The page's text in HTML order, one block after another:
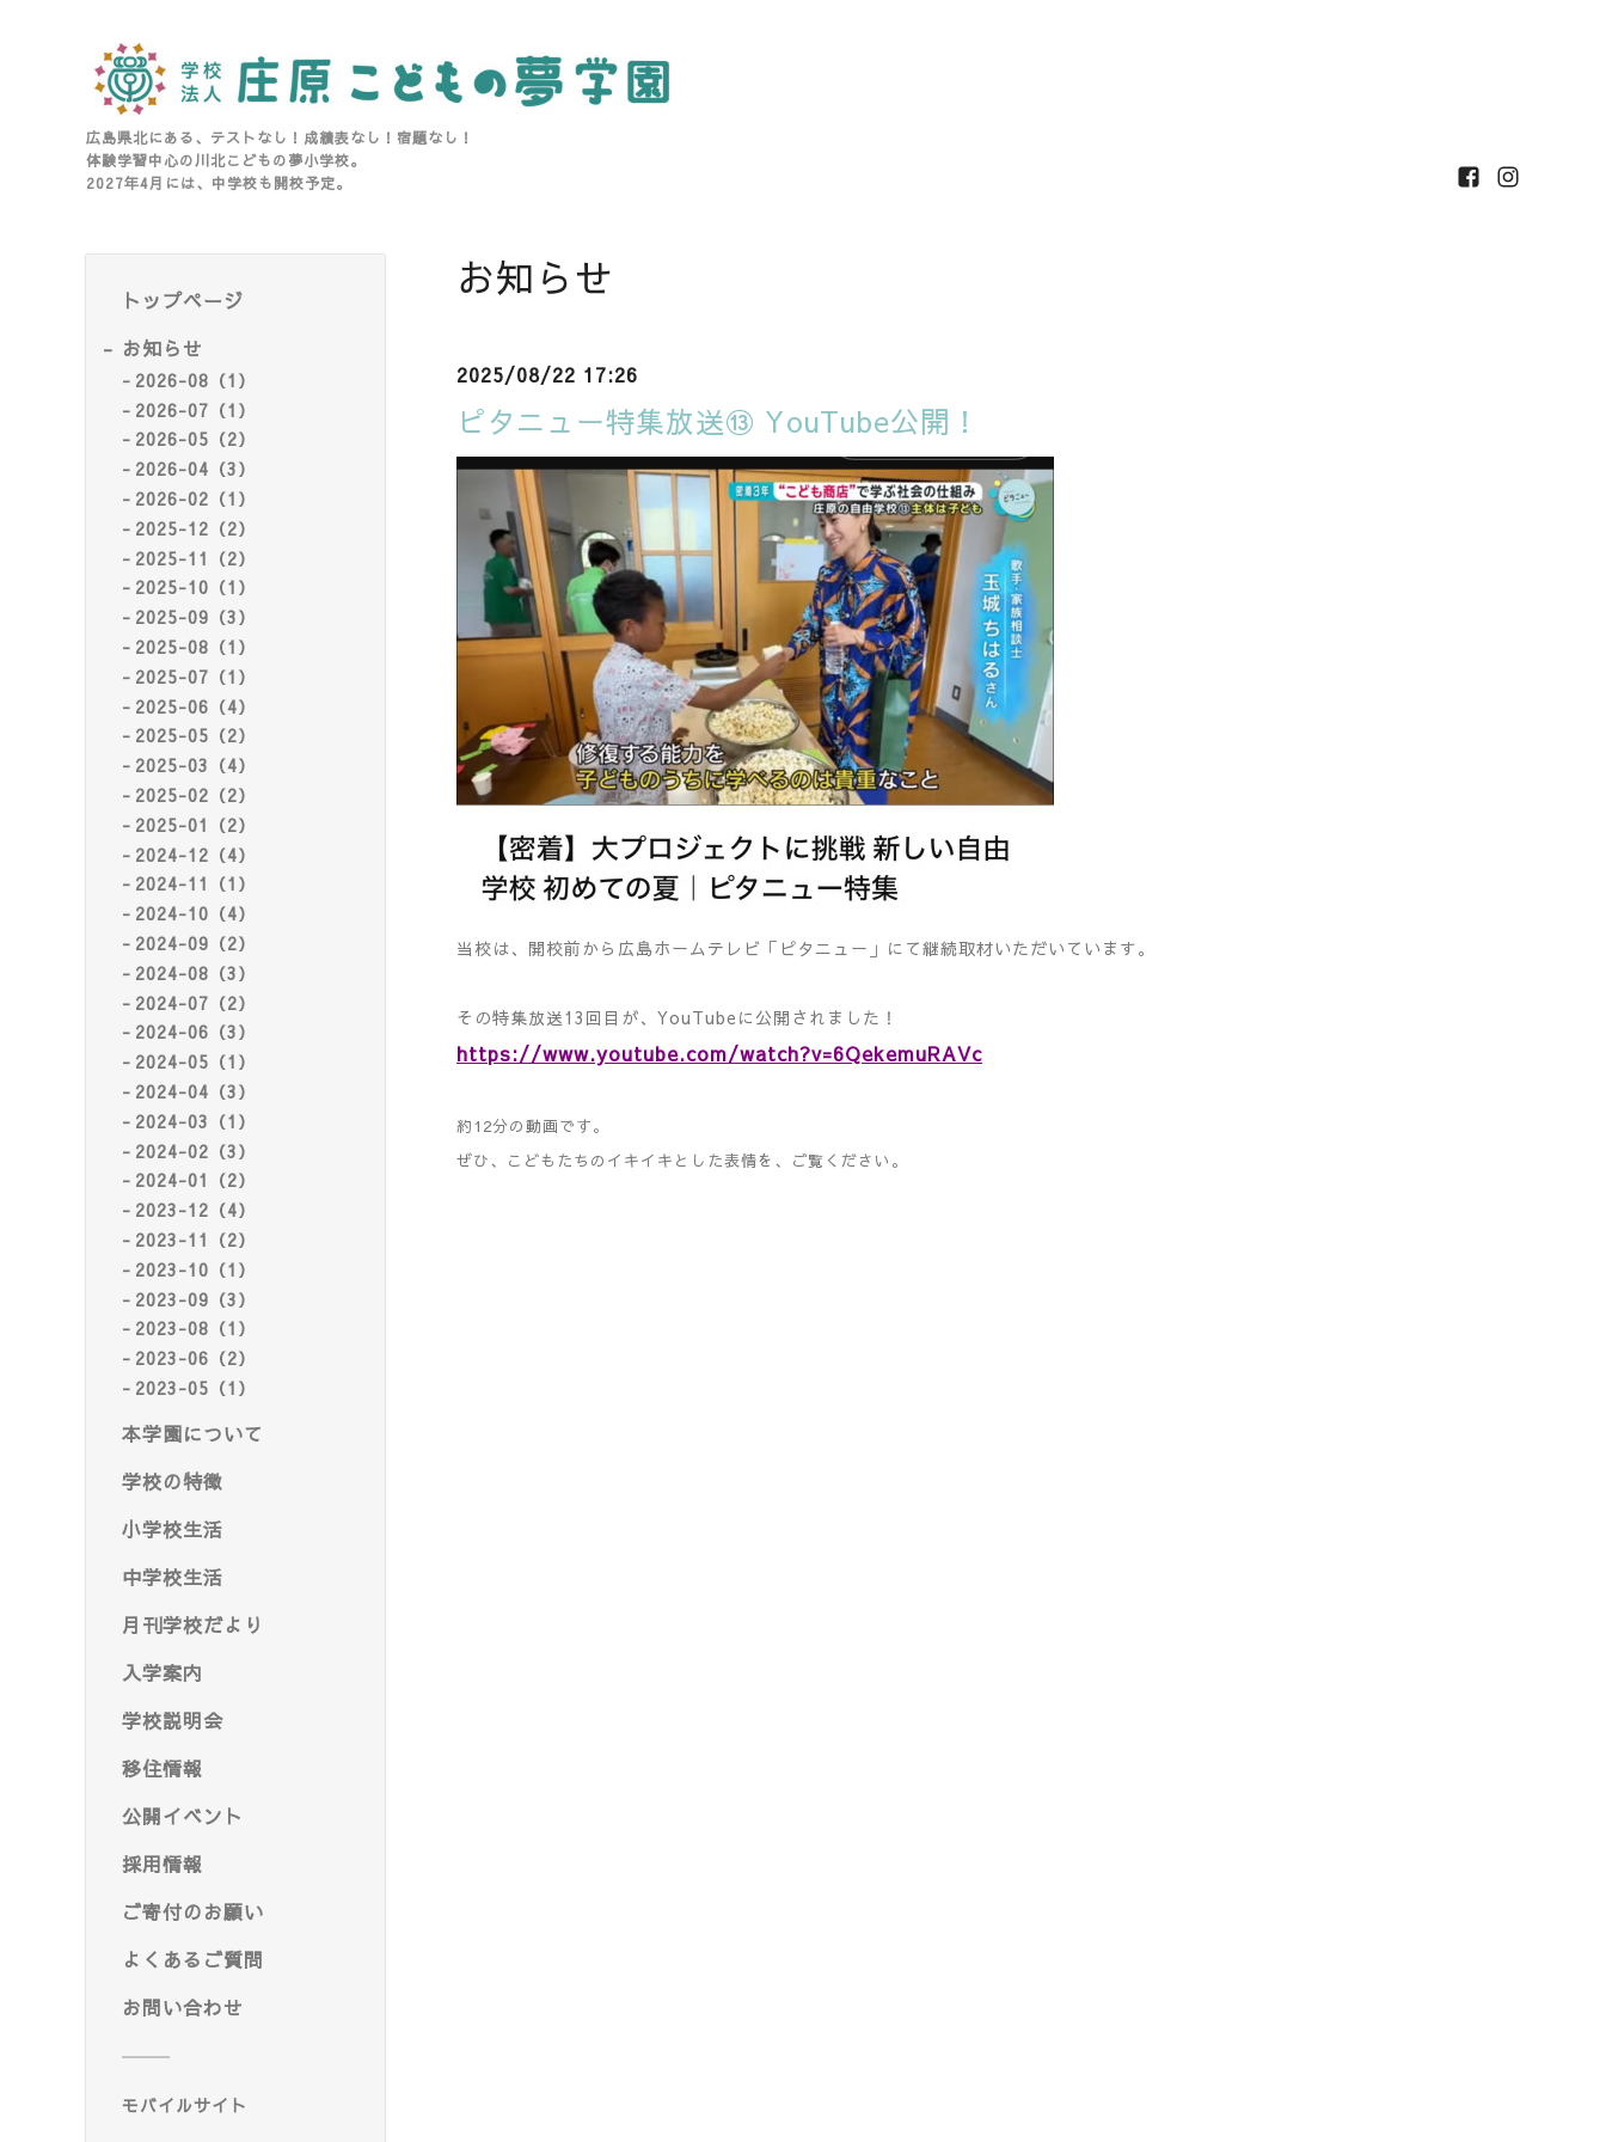
広島県北にある、テストなし！成績表なし！宿題なし！
体験学習中心の川北こどもの夢小学校。
2027年4月には、中学校も開校予定。
トップページ
お知らせ
2026-08（1）
2026-07（1）
2026-05（2）
2026-04（3）
2026-02（1）
2025-12（2）
2025-11（2）
2025-10（1）
2025-09（3）
2025-08（1）
2025-07（1）
2025-06（4）
2025-05（2）
2025-03（4）
2025-02（2）
2025-01（2）
2024-12（4）
2024-11（1）
2024-10（4）
2024-09（2）
2024-08（3）
2024-07（2）
2024-06（3）
2024-05（1）
2024-04（3）
2024-03（1）
2024-02（3）
2024-01（2）
2023-12（4）
2023-11（2）
2023-10（1）
2023-09（3）
2023-08（1）
2023-06（2）
2023-05（1）
本学園について
学校の特徴
小学校生活
中学校生活
月刊学校だより
入学案内
学校説明会
移住情報
公開イベント
採用情報
ご寄付のお願い
よくあるご質問
お問い合わせ
モバイルサイト
お知らせ
2025/08/22 17:26
ピタニュー特集放送⑬ YouTube公開！
当校は、開校前から広島ホームテレビ「ピタニュー」にて継続取材いただいています。
その特集放送13回目が、YouTubeに公開されました！
https://www.youtube.com/watch?v=6QekemuRAVc
約12分の動画です。
ぜひ、こどもたちのイキイキとした表情を、ご覧ください。